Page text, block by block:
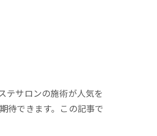
テサロンの施術が人気を
待できます。この記事で